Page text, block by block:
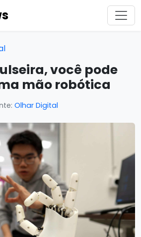
você pode
mão robótica
Olhar Digital